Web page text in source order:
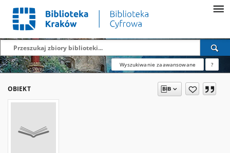
Wyszukiwanie zaawansowane ?
OBIEKT